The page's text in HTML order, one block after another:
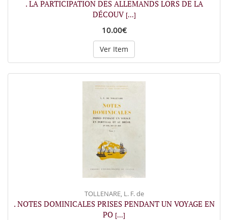
. LA PARTICIPATION DES ALLEMANDS LORS DE LA
DÉCOUV [...]
10.00€
Ver Item
TOLLENARE, L. F. de
. NOTES DOMINICALES PRISES PENDANT UN VOYAGE EN
PO [...]